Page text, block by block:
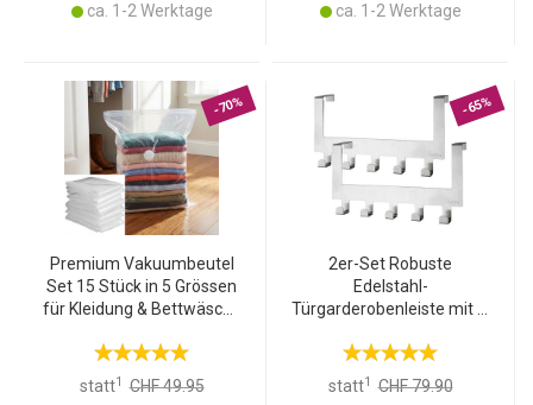
ca. 1-2 Werktage ca. 1-2 Werktage
-70%
Premium Vakuumbeutel
Set 15 Stück in 5 Grössen
für Kleidung & Bettwäsche
Platzsparer für Reise &
Schrank – Transparent
statt1 CHF 49.95
-65%
2er-Set Robuste
Edelstahl-
Türgarderobenleiste mit je
platzsparende
Aufbewahrung für
statt1 CHF 79.90